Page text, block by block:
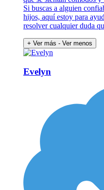
Si buscas a alguien
hijos, aquí estoy para
resolver cualquier duda
+ Ver más - Ver menos
Evelyn